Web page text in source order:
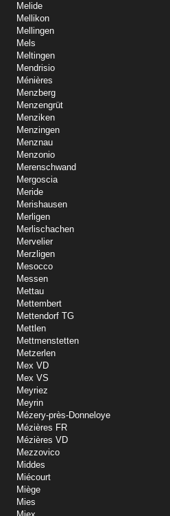
Melide
Mellikon
Mellingen
Mels
Meltingen
Mendrisio
Ménières
Menzberg
Menzengrüt
Menziken
Menzingen
Menznau
Menzonio
Merenschwand
Mergoscia
Meride
Merishausen
Merligen
Merlischachen
Mervelier
Merzligen
Mesocco
Messen
Mettau
Mettembert
Mettendorf TG
Mettlen
Mettmenstetten
Metzerlen
Mex VD
Mex VS
Meyriez
Meyrin
Mézery-près-Donneloye
Mézières FR
Mézières VD
Mezzovico
Middes
Miécourt
Miège
Mies